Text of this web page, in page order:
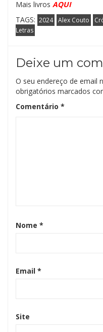
Mais livros AQUI
TAGS: 2024 Alex Couto
Letras
Deixe um
O seu endereço de email
obrigatórios marcados
Comentário *
Nome *
Email *
Site